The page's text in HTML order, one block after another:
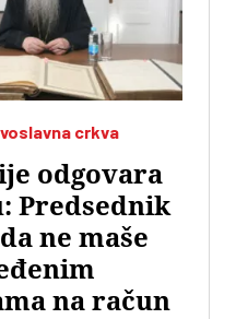
crkva
odgovara
Predsednik
ne maše
na račun